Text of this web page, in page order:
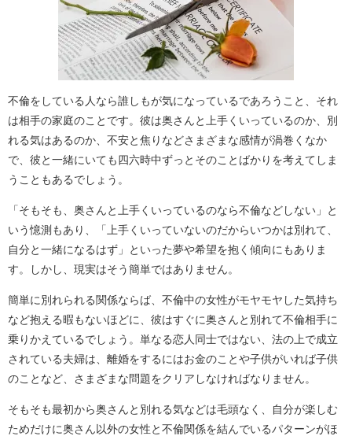
不倫をしている人なら誰しもが気になっているであろうこと、それ
は相手の家庭のことです。彼は奥さんと上手くいっているのか、別
れる気はあるのか、不安と焦りなどさまざまな感情が渦巻くなか
で、彼と一緒にいても四六時中ずっとそのことばかりを考えてしま
うこともあるでしょう。
「そもそも、奥さんと上手くいっているのなら不倫などしない」と
いう憶測もあり、「上手くいっていないのだからいつかは別れて、
自分と一緒になるはず」といった夢や希望を抱く傾向にもありま
す。しかし、現実はそう簡単ではありません。
簡単に別れられる関係ならば、不倫中の女性がモヤモヤした気持ち
など抱える暇もないほどに、彼はすぐに奥さんと別れて不倫相手に
乗りかえているでしょう。単なる恋人同士ではない、法の上で成立
されている夫婦は、離婚をするにはお金のことや子供がいれば子供
のことなど、さまざまな問題をクリアしなければなりません。
そもそも最初から奥さんと別れる気などは毛頭なく、自分が楽しむ
ためだけに奥さん以外の女性と不倫関係を結んでいるパターンがほ